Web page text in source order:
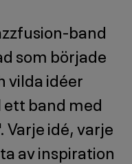
band
som började
vilda idéer
band med
Varje idé, varje
av inspiration